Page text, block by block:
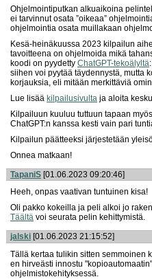
Ohjelmointiputkan alkuaikoina
ei tarvinnut osata ”oikeaa”
ohjelmointia osata muillakaan
Kesä-heinäkuussa 2023 kilpailun
tavoitteena on ohjelmoida mikä
koodi on pyydetty ChatGPT-tekoälyltä
siihen voi pyytää täydennystä, mutta
korjauksia, eli mitään merkittäviä
Lue lisää kilpailusivulta ja aloita
Kilpailuun kuuluu tuttuun tapaan myös
ChatGPT:n kanssa kesti vain pari
Kilpailun päätteeksi järjestetään
Onnea matkaan!
TapaniS [01.06.2023 09:20:46]
Heeh, onpas vaativan tuntuinen kisa!
Oli pakko kokeilla ja peli alkoi jo
Täältä voi seurata pelin kehittymistä.
jalski [01.06.2023 21:15:52]
Tällä kertaa tulikin sitten semmoinen
en hirveästi innostu
ohjelmistokehityksessä.